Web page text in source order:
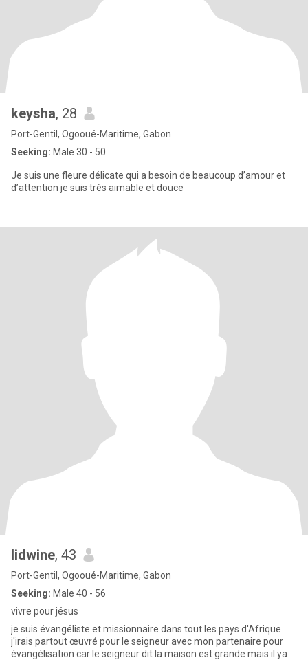
keysha, 28
Port-Gentil, Ogooué-Maritime, Gabon
Seeking: Male 30 - 50
Je suis une fleure délicate qui a besoin de beaucoup d’amour et
d’attention je suis très aimable et douce
lidwine, 43
Port-Gentil, Ogooué-Maritime, Gabon
Seeking: Male 40 - 56
vivre pour jésus
je suis évangéliste et missionnaire dans tout les pays d'Afrique
j'irais partout œuvré pour le seigneur avec mon partenaire pour
évangélisation car le seigneur dit la maison est grande mais il ya